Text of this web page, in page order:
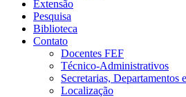
Extensão
Pesquisa
Biblioteca
Contato
Docentes FEF
Técnico-Administrativos
Secretarias, Departamentos
Localização